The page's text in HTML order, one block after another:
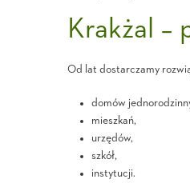
Krakżal
Od lat dostarczamy
domów
mieszkań,
urzędów,
szkół,
instytucji.